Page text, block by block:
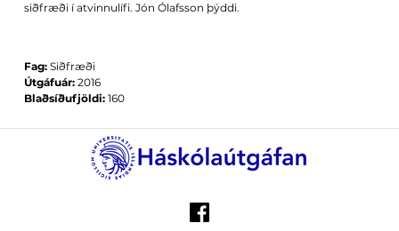
siðfræði í atvinnulífi. Jón Ólafsson þýddi.
Fag: Siðfræði
Útgáfuár: 2016
Blaðsíðufjöldi: 160